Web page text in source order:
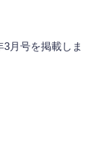
3月号を掲載しま